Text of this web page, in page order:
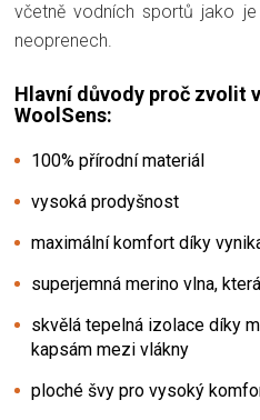
včetně vodních sportů jako
neoprenech.
Hlavní důvody proč zvolit
WoolSens:
100% přírodní materiál
vysoká prodyšnost
maximální komfort díky
superjemná merino vlna,
skvělá tepelná izolace díky
kapsám mezi vlákny
ploché švy pro vysoký